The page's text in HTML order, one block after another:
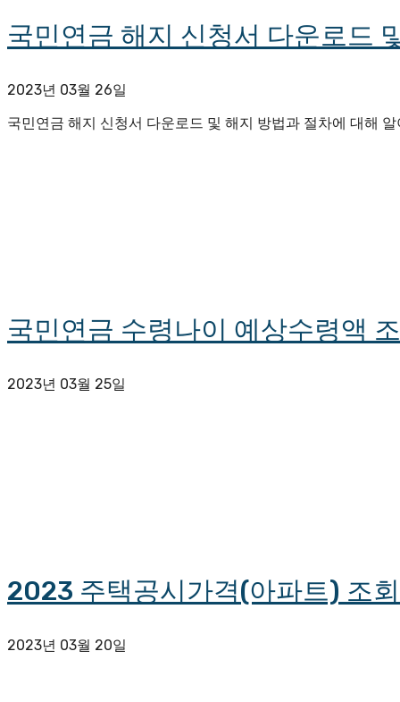
국민연금 해지 신청서 다운로드
2023년 03월 26일
국민연금 해지 신청서 다운로드 및 해지 방법과 절차에 대해
국민연금 수령나이 예상수령액
2023년 03월 25일
2023 주택공시가격(아파트) 조
2023년 03월 20일